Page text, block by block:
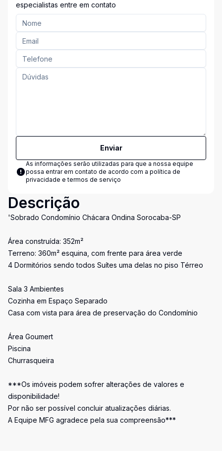
especialistas entre em contato
Enviar
As informações serão utilizadas para que a nossa equipe
possa entrar em contato de acordo com a política de
privacidade e termos de serviço
Descrição
'Sobrado Condomínio Chácara Ondina Sorocaba-SP
Área construída: 352m²
Terreno: 360m² esquina, com frente para área verde
4 Dormitórios sendo todos Suítes uma delas no piso Térreo
Sala 3 Ambientes
Cozinha em Espaço Separado
Casa com vista para área de preservação do Condomínio
Área Goumert
Piscina
Churrasqueira
***Os imóveis podem sofrer alterações de valores e
disponibilidade!
Por não ser possível concluir atualizações diárias.
A Equipe MFG agradece pela sua compreensão***